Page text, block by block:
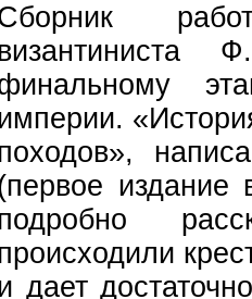
дает